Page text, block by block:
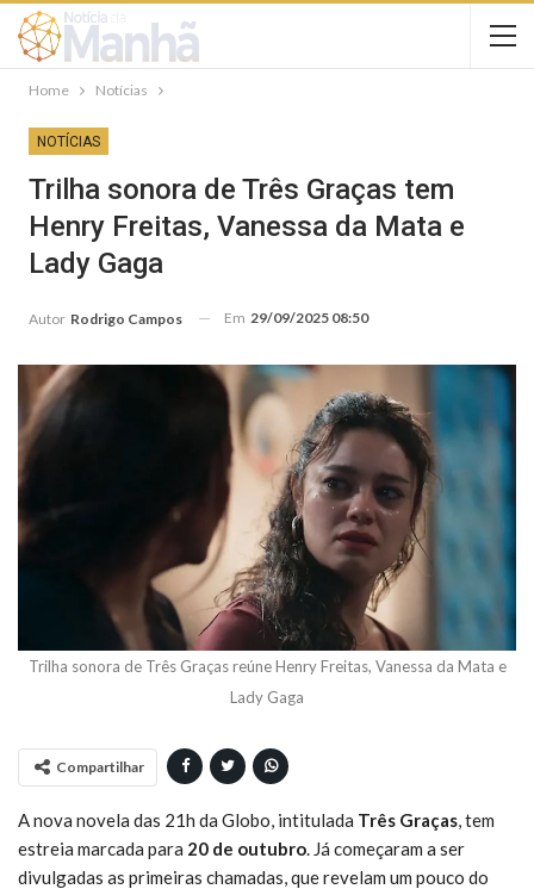
Home Notícias
NOTÍCIAS
Trilha sonora de Três Graças tem
Henry Freitas, Vanessa da Mata e
Lady Gaga
Autor Rodrigo Campos Em 29/09/2025 08:50
Trilha sonora de Três Graças reúne Henry Freitas, Vanessa da Mata e
Lady Gaga
Compartilhar
A nova novela das 21h da Globo, intitulada Três Graças, tem
estreia marcada para 20 de outubro. Já começaram a ser
divulgadas as primeiras chamadas, que revelam um pouco do